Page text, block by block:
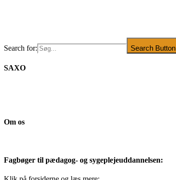
Search for: Search Button
SAXO
Om os
Fagbøger til pædagog- og sygeplejeuddannelsen: